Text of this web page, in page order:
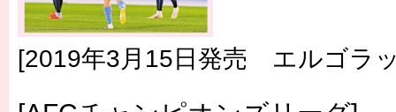
[2019年3月15日発売 エルゴラ